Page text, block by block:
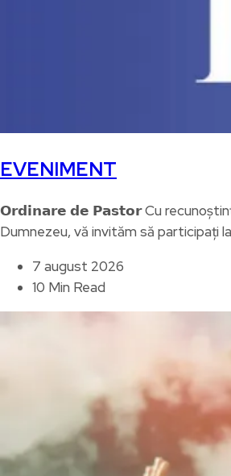
EVENIMENT
𝗢𝗿𝗱𝗶𝗻𝗮𝗿𝗲 𝗱𝗲 𝗣𝗮𝘀𝘁𝗼𝗿 Cu
Dumnezeu, vă invităm să participați
7 august 2026
10 Min Read